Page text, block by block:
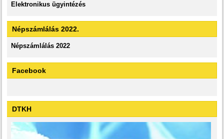
Elektronikus ügyintézés
Népszámlálás 2022.
Népszámlálás 2022
Facebook
DTKH